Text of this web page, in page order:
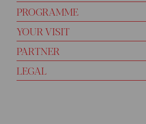
PROGRAMME
YOUR VISIT
PARTNER
LEGAL